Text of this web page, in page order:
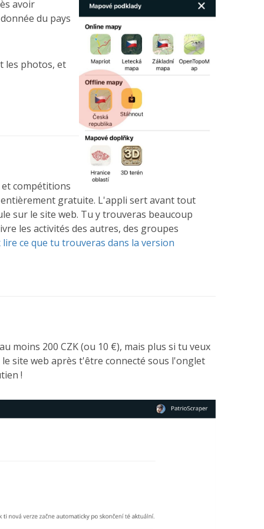
avoir
du pays
les photos, et
compétitions
gratuite. L'appli sert avant tout
sur le site web. Tu y trouveras beaucoup
les activités des autres, des groupes
ce que tu trouveras dans la version
moins 200 CZK (ou 10 €), mais plus si tu veux
site web après t'être connecté sous l'onglet
!